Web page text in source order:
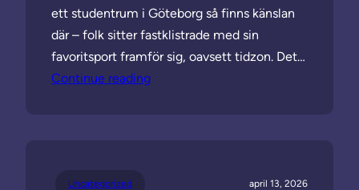
ett studentrum i Göteborg så finns känslan
där – folk sitter fastklistrade med sin
favoritsport framför sig, oavsett tidzon. Det…
Continue reading
Uncategorized april 13, 2026